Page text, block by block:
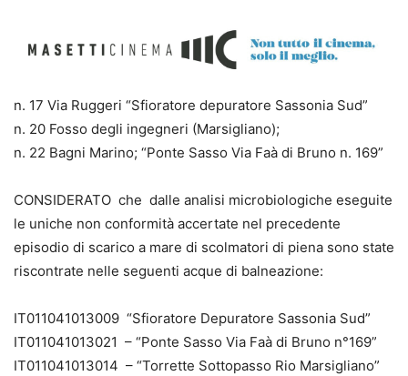
n. 17 Via Ruggeri “Sfioratore depuratore Sassonia Sud”
n. 20 Fosso degli ingegneri (Marsigliano);
n. 22 Bagni Marino; “Ponte Sasso Via Faà di Bruno n. 169”
CONSIDERATO che dalle analisi microbiologiche eseguite
le uniche non conformità accertate nel precedente
episodio di scarico a mare di scolmatori di piena sono state
riscontrate nelle seguenti acque di balneazione:
IT011041013009 “Sfioratore Depuratore Sassonia Sud”
IT011041013021 – “Ponte Sasso Via Faà di Bruno n°169”
IT011041013014 – “Torrette Sottopasso Rio Marsigliano”